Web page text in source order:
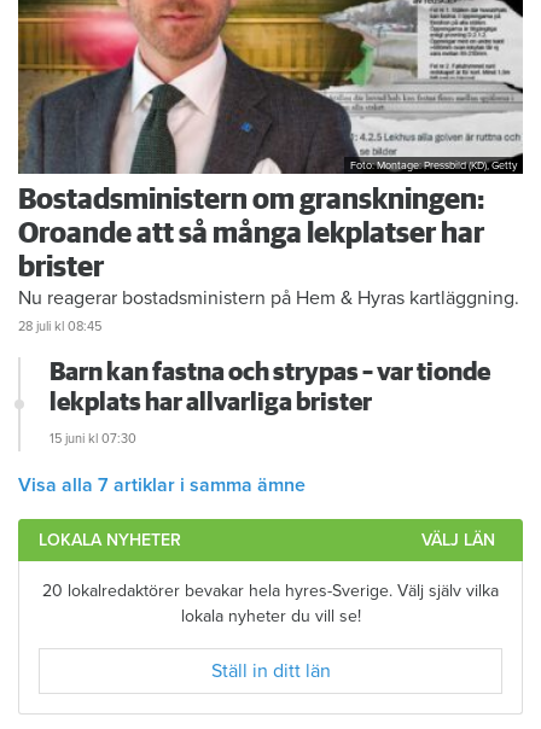
Foto: Montage: Pressbild (KD), Getty
Bostadsministern om granskningen:
Oroande att så många lekplatser har
brister
Nu reagerar bostadsministern på Hem & Hyras kartläggning.
28 juli kl 08:45
Barn kan fastna och strypas – var tionde
lekplats har allvarliga brister
15 juni kl 07:30
Visa alla 7 artiklar i samma ämne
LOKALA NYHETER VÄLJ LÄN
20 lokalredaktörer bevakar hela hyres-Sverige. Välj själv vilka
lokala nyheter du vill se!
Ställ in ditt län